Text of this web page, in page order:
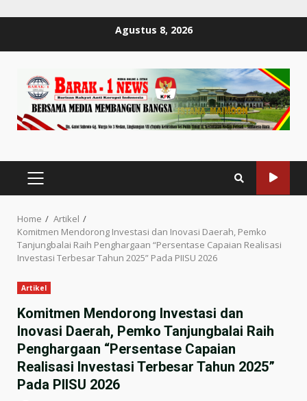
Agustus 8, 2026
PRIMARY
MENU
Home
Artikel
Komitmen Mendorong Investasi dan Inovasi Daerah, Pemko
Tanjungbalai Raih Penghargaan “Persentase Capaian Realisasi
Investasi Terbesar Tahun 2025” Pada PIISU 2026
Artikel
Komitmen Mendorong Investasi dan
Inovasi Daerah, Pemko Tanjungbalai Raih
Penghargaan “Persentase Capaian
Realisasi Investasi Terbesar Tahun 2025”
Pada PIISU 2026